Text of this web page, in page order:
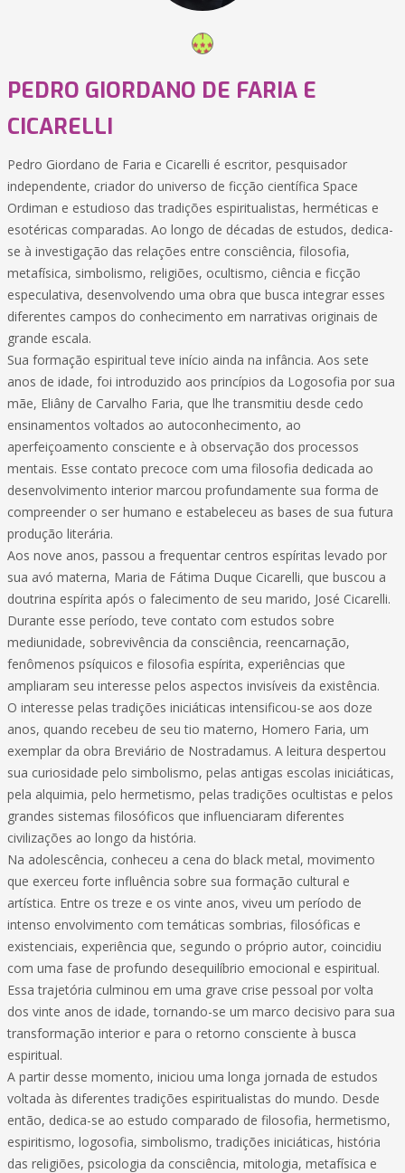
PEDRO GIORDANO DE FARIA E
CICARELLI
Pedro Giordano de Faria e Cicarelli é escritor, pesquisador
independente, criador do universo de ficção científica Space
Ordiman e estudioso das tradições espiritualistas, herméticas e
esotéricas comparadas. Ao longo de décadas de estudos, dedica-
se à investigação das relações entre consciência, filosofia,
metafísica, simbolismo, religiões, ocultismo, ciência e ficção
especulativa, desenvolvendo uma obra que busca integrar esses
diferentes campos do conhecimento em narrativas originais de
grande escala.
Sua formação espiritual teve início ainda na infância. Aos sete
anos de idade, foi introduzido aos princípios da Logosofia por sua
mãe, Eliâny de Carvalho Faria, que lhe transmitiu desde cedo
ensinamentos voltados ao autoconhecimento, ao
aperfeiçoamento consciente e à observação dos processos
mentais. Esse contato precoce com uma filosofia dedicada ao
desenvolvimento interior marcou profundamente sua forma de
compreender o ser humano e estabeleceu as bases de sua futura
produção literária.
Aos nove anos, passou a frequentar centros espíritas levado por
sua avó materna, Maria de Fátima Duque Cicarelli, que buscou a
doutrina espírita após o falecimento de seu marido, José Cicarelli.
Durante esse período, teve contato com estudos sobre
mediunidade, sobrevivência da consciência, reencarnação,
fenômenos psíquicos e filosofia espírita, experiências que
ampliaram seu interesse pelos aspectos invisíveis da existência.
O interesse pelas tradições iniciáticas intensificou-se aos doze
anos, quando recebeu de seu tio materno, Homero Faria, um
exemplar da obra Breviário de Nostradamus. A leitura despertou
sua curiosidade pelo simbolismo, pelas antigas escolas iniciáticas,
pela alquimia, pelo hermetismo, pelas tradições ocultistas e pelos
grandes sistemas filosóficos que influenciaram diferentes
civilizações ao longo da história.
Na adolescência, conheceu a cena do black metal, movimento
que exerceu forte influência sobre sua formação cultural e
artística. Entre os treze e os vinte anos, viveu um período de
intenso envolvimento com temáticas sombrias, filosóficas e
existenciais, experiência que, segundo o próprio autor, coincidiu
com uma fase de profundo desequilíbrio emocional e espiritual.
Essa trajetória culminou em uma grave crise pessoal por volta
dos vinte anos de idade, tornando-se um marco decisivo para sua
transformação interior e para o retorno consciente à busca
espiritual.
A partir desse momento, iniciou uma longa jornada de estudos
voltada às diferentes tradições espiritualistas do mundo. Desde
então, dedica-se ao estudo comparado de filosofia, hermetismo,
espiritismo, logosofia, simbolismo, tradições iniciáticas, história
das religiões, psicologia da consciência, mitologia, metafísica e